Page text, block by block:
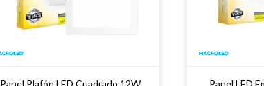
Panel Plafón LED Cuadrado 12W
Panel LED